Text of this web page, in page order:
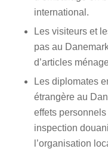
international.
Les visiteurs et
pas au
d’articles
Les diplomates
étrangère au
effets
inspection
l’organisation